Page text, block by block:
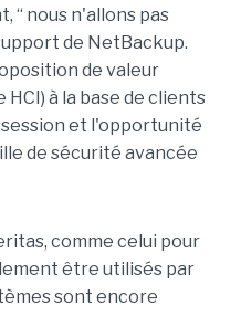
“ nous n'allons pas
de NetBackup.
de valeur
à la base de clients
et l'opportunité
de sécurité avancée
comme celui pour
être utilisés par
sont encore